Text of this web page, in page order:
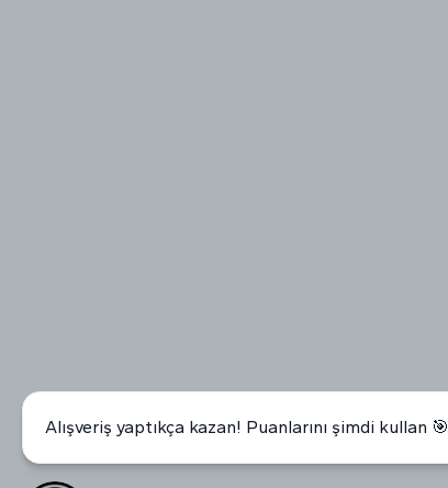
Alışveriş yaptıkça kazan! Puanlarını şimdi kullan 🎯